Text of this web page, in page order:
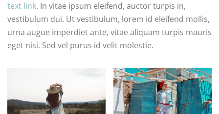
text link. In vitae ipsum eleifend, auctor turpis in,
vestibulum dui. Ut vestibulum, lorem id eleifend mollis,
urna augue imperdiet ante, vitae aliquam turpis mauris
eget nisi. Sed vel purus id velit molestie.